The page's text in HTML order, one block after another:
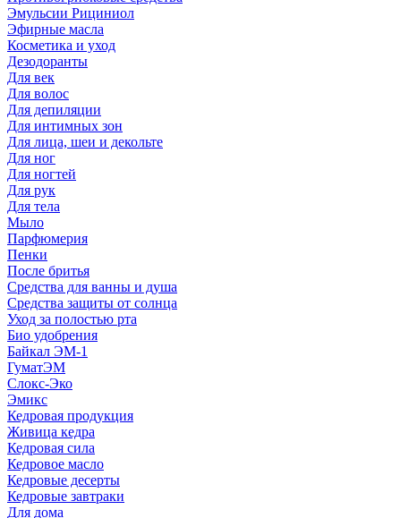
Эмульсии Рициниол
Эфирные масла
Косметика и уход
Дезодоранты
Для век
Для волос
Для депиляции
Для интимных зон
Для лица, шеи и декольте
Для ног
Для ногтей
Для рук
Для тела
Мыло
Парфюмерия
Пенки
После бритья
Средства для ванны и душа
Средства защиты от солнца
Уход за полостью рта
Био удобрения
Байкал ЭМ-1
ГуматЭМ
Слокс-Эко
Эмикс
Кедровая продукция
Живица кедра
Кедровая сила
Кедровое масло
Кедровые десерты
Кедровые завтраки
Для дома